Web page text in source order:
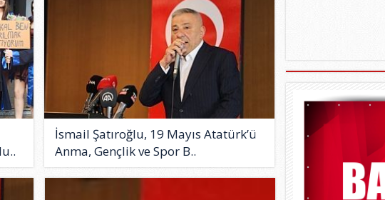
İsmail Şatıroğlu, 19 Mayıs Atatürk’ü
Anma, Gençlik ve Spor B..